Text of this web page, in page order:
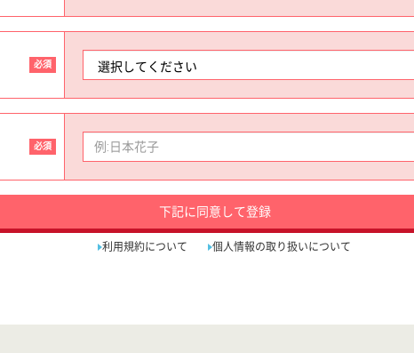
必須
必須
下記に同意して登録
利用規約について 個人情報の取り扱いについて